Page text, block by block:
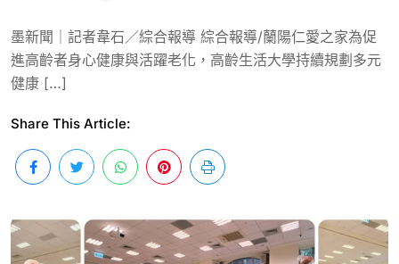
墨新聞｜記者韋石／綜合報導 綜合報導/蘭陽仁愛之家為促
進高齡者身心健康與活躍老化，高齡生活大學持續規劃多元
健康 […]
Share This Article: